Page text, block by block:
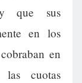
que sus
en los
en
cuotas